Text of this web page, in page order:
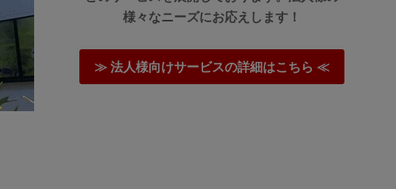
様々なニーズにお応えします！
≫ 法人様向けサービスの詳細はこちら ≪